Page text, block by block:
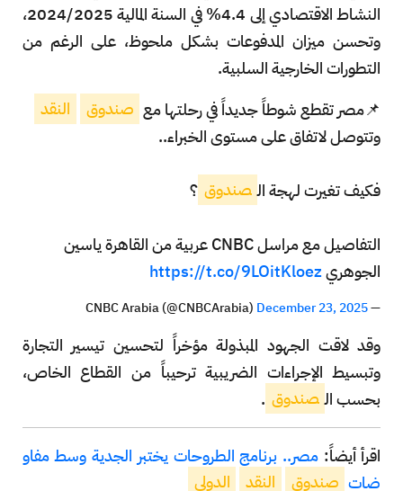
النشاط الاقتصادي إلى 4.4% في السنة المالية 2024/2025،
وتحسن ميزان المدفوعات بشكل ملحوظ، على الرغم من
التطورات الخارجية السلبية.
📌مصر تقطع شوطاً جديداً في رحلتها مع صندوق
النقد
وتتوصل لاتفاق على مستوى الخبراء..
فكيف تغيرت لهجة ال صندوق ؟
التفاصيل مع مراسل CNBC عربية من القاهرة ياسين
الجوهريhttps://t.co/9LOitKloez
— CNBC Arabia (@CNBCArabia)
December 23, 2025
وقد لاقت الجهود المبذولة مؤخراً لتحسين تيسير التجارة
وتبسيط الإجراءات الضريبية ترحيباً من القطاع الخاص،
بحسب ال صندوق .
اقرأ أيضاً:مصر.. برنامج الطروحات يختبر الجدية وسط مفاو
ضات صندوق النقد الدولي